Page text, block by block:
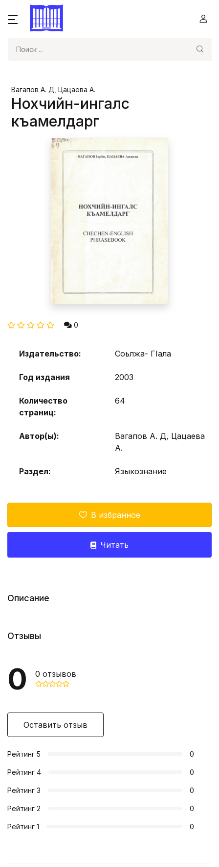
Вагапов А. Д, Цацаева А.
Нохчийн-ингалс
къамелдарг
0
Издательство: Соьлжа- ГIала
Год издания 2003
Количество
страниц:
64
Автор(ы):
Вагапов А. Д, Цацаева
А.
Раздел: Языкознание
В избранное
Читать
Описание
Отзывы
0 0 отзывов
Оставить отзыв
Рейтинг 5 0
Рейтинг 4 0
Рейтинг 3 0
Рейтинг 2 0
Рейтинг 1 0